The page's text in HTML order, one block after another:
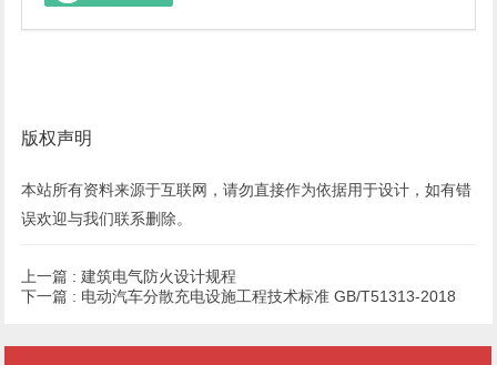
版权声明
本站所有资料来源于互联网，请勿直接作为依据用于设计，如有错
误欢迎与我们联系删除。
上一篇 : 建筑电气防火设计规程
下一篇 : 电动汽车分散充电设施工程技术标准 GB/T51313-2018